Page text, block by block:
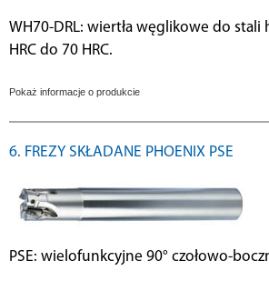
WH70-DRL: wiertła węglikowe do
HRC do 70 HRC.
Pokaż informacje o produkcie
6. FREZY SKŁADANE PHOENIX PSE
PSE: wielofunkcyjne 90° czołowo-